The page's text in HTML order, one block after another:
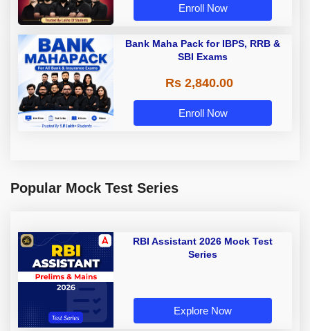
Enroll Now
Bank Maha Pack for IBPS, RRB &
SBI Exams
Rs 2,840.00
Enroll Now
Popular Mock Test Series
RBI Assistant 2026 Mock Test
Series
Explore Now